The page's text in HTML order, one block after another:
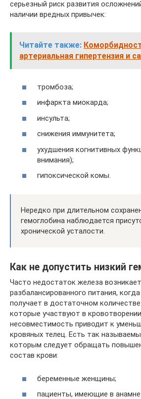
серьезный риск развития
наличии вредных привычек:
Читайте также:
артериальная гипертензия и
тромбоза;
инфаркта миокарда;
инсульта;
снижения иммунитета;
ухудшения когнитивных
внимания);
гипоксической комы.
Нередко при длительном
гемоглобина наблюдается
хронической усталости.
Как не допустить низкий
Часто недостаток железа
разбалансированного питания,
получает в достаточном
которые участвуют в
несовместимость приводит к
кровяных телец. Есть так
которым следует обращать
состав крови:
беременные женщины;
пациенты, имеющие в